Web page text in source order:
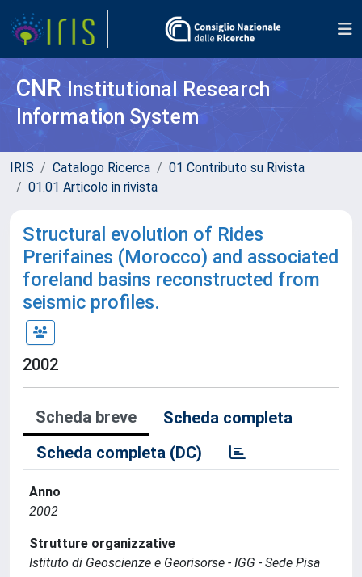
CNR Institutional Research
Information System
IRIS Catalogo Ricerca
01 Contributo su Rivista
01.01 Articolo in rivista
Structural evolution of Rides
Prerifaines (Morocco) and associated
foreland basins reconstructed from
seismic profiles.
2002
Scheda breve
Scheda completa
Scheda completa (DC)
Anno
2002
Strutture organizzative
Istituto di Geoscienze e Georisorse - IGG - Sede Pisa